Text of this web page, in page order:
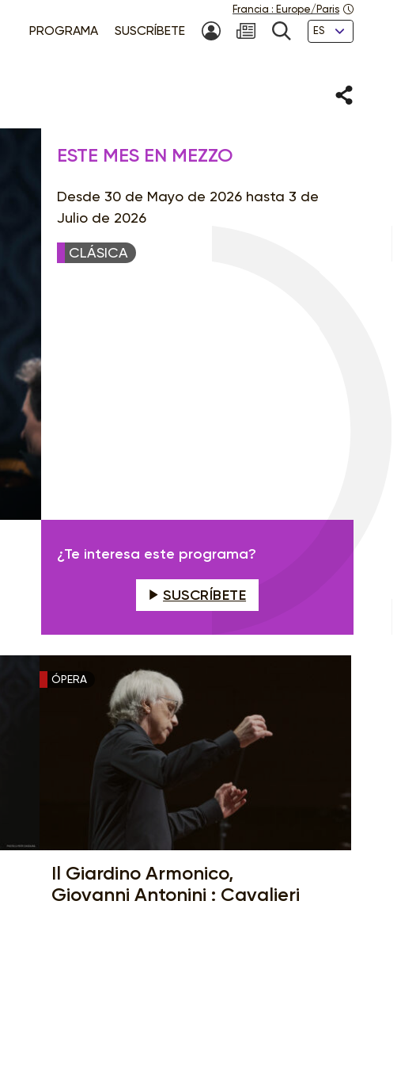
PROGRAMA SUSCRÍBETE MI CUENTANEWSLETTER
BÚSQUEDA
Idiomas
Francia : Europe/Paris
Compartir
ESTE MES EN MEZZO
Desde 30 de Mayo de 2026 hasta 3 de
Julio de 2026
CLÁSICA
¿Te interesa este programa?
SUSCRÍBETE
ÓPERA
Il Giardino Armonico,
Giovanni Antonini : Cavalieri